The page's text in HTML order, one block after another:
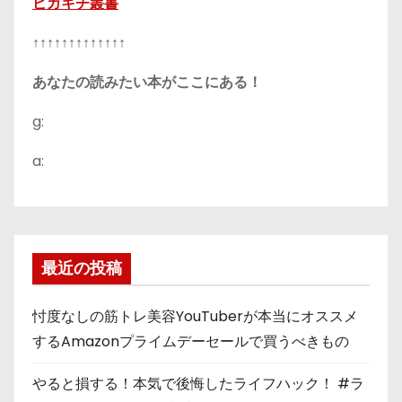
↑↑↑↑↑↑↑↑↑↑↑↑↑
あなたの読みたい本がここにある！
g:
a:
最近の投稿
忖度なしの筋トレ美容YouTuberが本当にオススメ
するAmazonプライムデーセールで買うべきもの
やると損する！本気で後悔したライフハック！ #ラ